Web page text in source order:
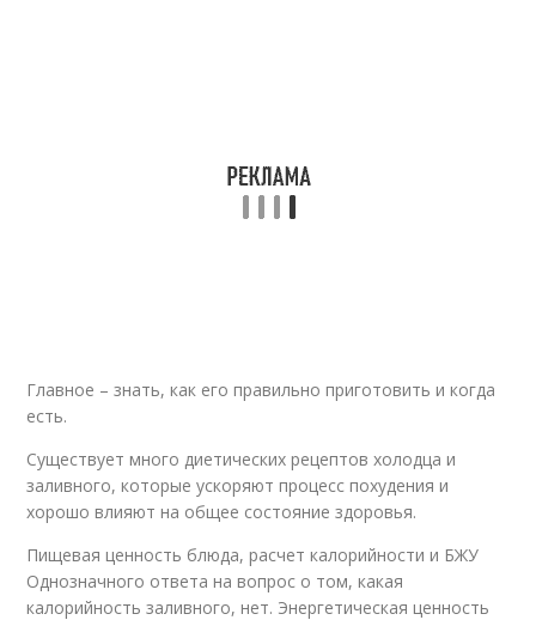
Главное – знать, как его правильно приготовить и когда
есть.
Существует много диетических рецептов холодца и
заливного, которые ускоряют процесс похудения и
хорошо влияют на общее состояние здоровья.
Пищевая ценность блюда, расчет калорийности и БЖУ
Однозначного ответа на вопрос о том, какая
калорийность заливного, нет. Энергетическая ценность